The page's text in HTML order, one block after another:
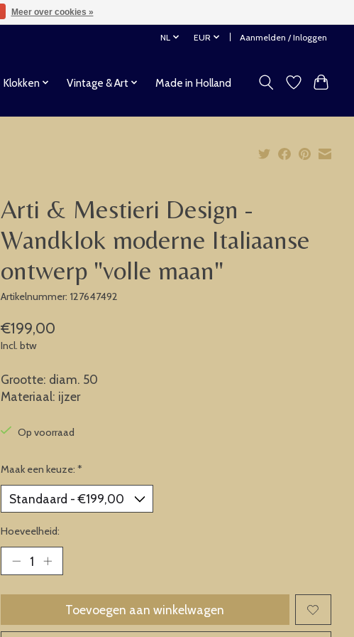
NL EUR Aanmelden / Inloggen
Klokken Vintage & Art Made in Holland
Arti & Mestieri Design -
Wandklok moderne Italiaanse
ontwerp "volle maan"
Artikelnummer: 127647492
€199,00
Incl. btw
Grootte: diam. 50
Materiaal: ijzer
Op voorraad
Maak een keuze: *
Hoeveelheid:
Toevoegen aan winkelwagen
Meer over cookies »